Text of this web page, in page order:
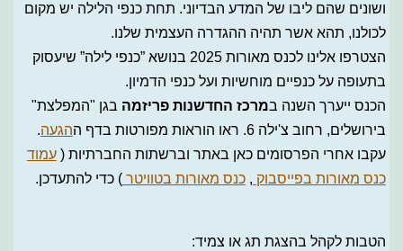
ושונים שהם ליבו של המדע הבדיוני. תחת כנפי הלילה יש מקום
לכולנו, תהא אשר תהיה ההגדרה העצמית שלנו.
הצטרפו אלינו לכנס מאורות 2025 בנושא ”כנפי לילה” שיעסוק
בתעופה על כנפיים מוחשיות ועל כנפי הדמיון.
הכנס ייערך השנה במרכז החדשנות פריזמה בגן "המפלצת"
בירושלים, רחוב צ'ילה 6. ראו הוראות מפורטות בדף ה
הגעה.
עקבו אחרי הפרסומים כאן באתר וברשתות החברתיות (עמוד
כנס מאורות בפייסבוק ,כנס מאורות בטוויטר) כדי להתעדכן.
הטבות לקהל בהצגת תג או צמיד: